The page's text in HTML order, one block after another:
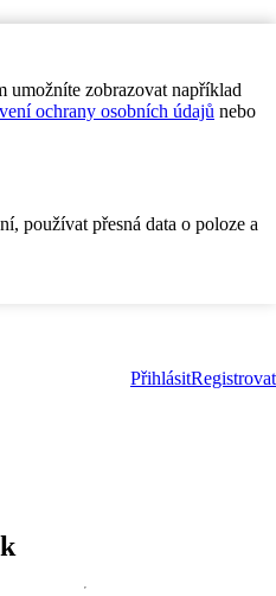
umožníte zobrazovat například
ochrany osobních údajů nebo
používat přesná data o poloze a
PřihlásitRegistrovat